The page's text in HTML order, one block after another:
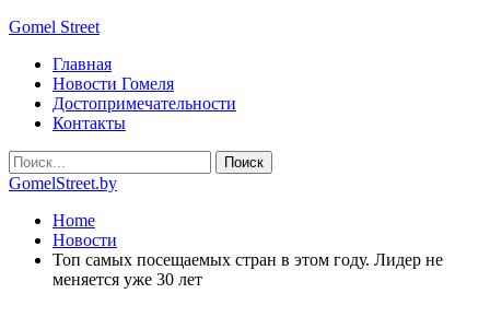
Gomel Street
Главная
Новости Гомеля
Достопримечательности
Контакты
GomelStreet.by
Home
Новости
Топ самых посещаемых стран в этом году. Лидер не
меняется уже 30 лет